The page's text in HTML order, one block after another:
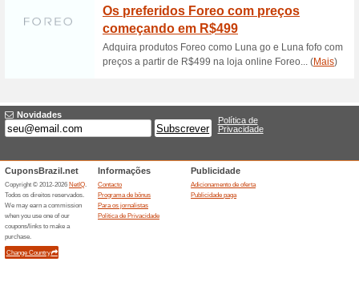
favorito a partir de R$55
necessário.
Cadastre-se na
desconto em su
100% funcionou